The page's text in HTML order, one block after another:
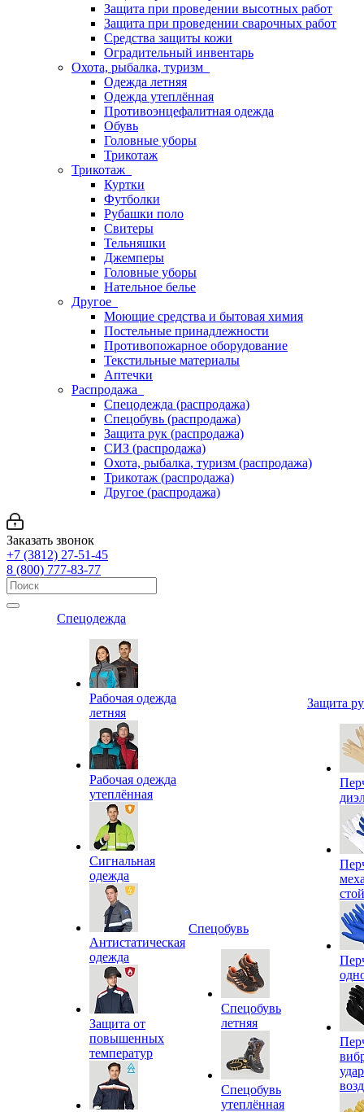
Защита при проведении высотных работ
Защита при проведении сварочных работ
Средства защиты кожи
Оградительный инвентарь
Охота, рыбалка, туризм
Одежда летняя
Одежда утеплённая
Противоэнцефалитная одежда
Обувь
Головные уборы
Трикотаж
Трикотаж
Куртки
Футболки
Рубашки поло
Свитеры
Тельняшки
Джемперы
Головные уборы
Нательное белье
Другое
Моющие средства и бытовая химия
Постельные принадлежности
Противопожарное оборудование
Текстильные материалы
Аптечки
Распродажа
Спецодежда (распродажа)
Спецобувь (распродажа)
Защита рук (распродажа)
СИЗ (распродажа)
Охота, рыбалка, туризм (распродажа)
Трикотаж (распродажа)
Другое (распродажа)
Заказать звонок
+7 (3812) 27-51-45
8 (800) 777-83-77
Спецодежда
Рабочая одежда
летняя
Рабочая одежда
утеплённая
Сигнальная
одежда
Антистатическая
одежда
Защита от
повышенных
температур
Спецобувь
Спецобувь
летняя
Спецобувь
утеплённая
Защита